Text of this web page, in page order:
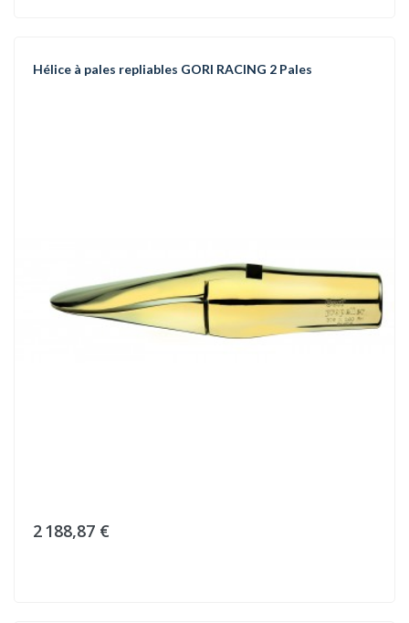
Hélice à pales repliables GORI RACING 2 Pales
2 188,87 €